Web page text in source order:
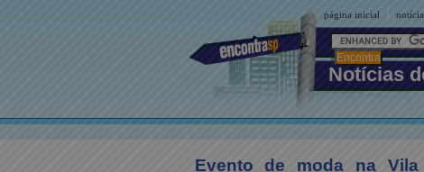
página inicial |
Notícias
Evento de moda na